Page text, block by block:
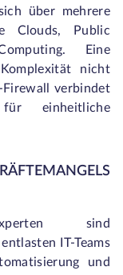
über mehrere
Clouds, Public
Eine
nicht
Firewall verbindet
einheitliche
sind
IT-Teams
und